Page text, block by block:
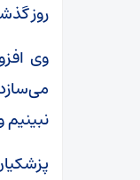
روز